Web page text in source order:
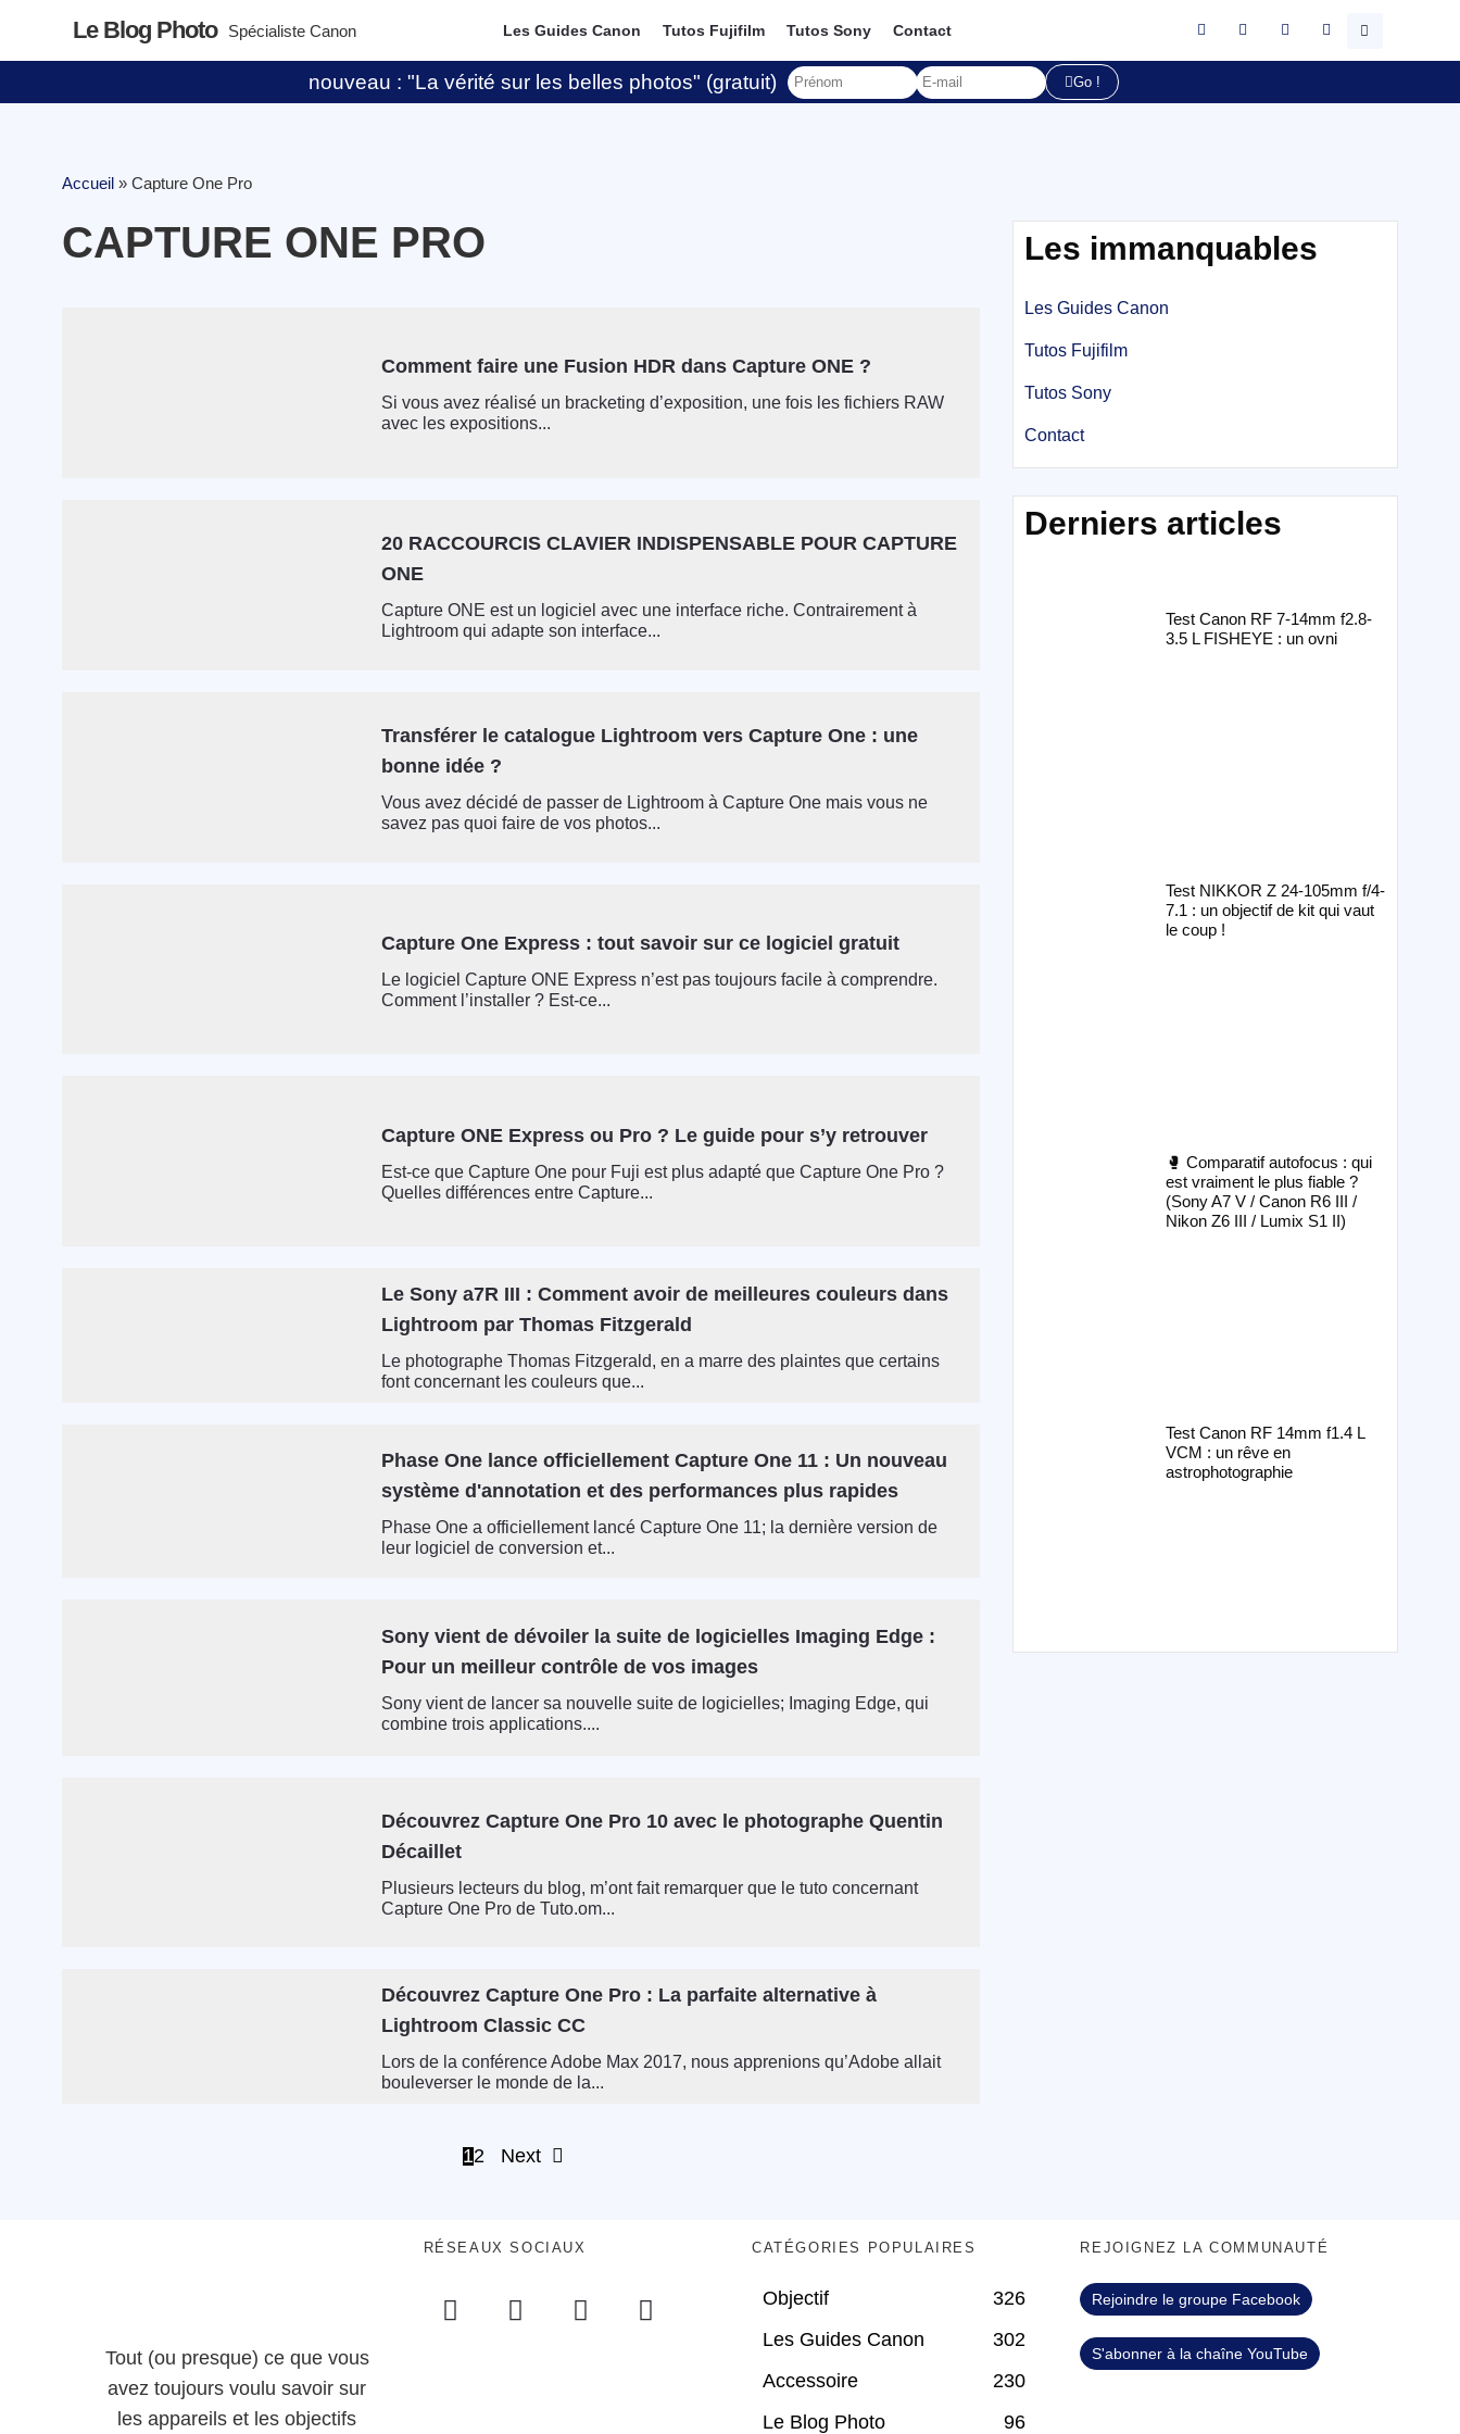
Le Blog Photo Spécialiste Canon Les Guides Canon Tutos Fujifilm Tutos Sony Contact
nouveau : "La vérité sur les belles photos" (gratuit) Go !
Accueil » Capture One Pro
CAPTURE ONE PRO
Comment faire une Fusion HDR dans Capture ONE ?
Si vous avez réalisé un bracketing d’exposition, une fois les fichiers RAW
avec les expositions...
20 RACCOURCIS CLAVIER INDISPENSABLE POUR CAPTURE
ONE
Capture ONE est un logiciel avec une interface riche. Contrairement à
Lightroom qui adapte son interface...
Transférer le catalogue Lightroom vers Capture One : une
bonne idée ?
Vous avez décidé de passer de Lightroom à Capture One mais vous ne
savez pas quoi faire de vos photos...
Capture One Express : tout savoir sur ce logiciel gratuit
Le logiciel Capture ONE Express n’est pas toujours facile à comprendre.
Comment l’installer ? Est-ce...
Capture ONE Express ou Pro ? Le guide pour s’y retrouver
Est-ce que Capture One pour Fuji est plus adapté que Capture One Pro ?
Quelles différences entre Capture...
Le Sony a7R III : Comment avoir de meilleures couleurs dans
Lightroom par Thomas Fitzgerald
Le photographe Thomas Fitzgerald, en a marre des plaintes que certains
font concernant les couleurs que...
Phase One lance officiellement Capture One 11 : Un nouveau
système d'annotation et des performances plus rapides
Phase One a officiellement lancé Capture One 11; la dernière version de
leur logiciel de conversion et...
Sony vient de dévoiler la suite de logicielles Imaging Edge :
Pour un meilleur contrôle de vos images
Sony vient de lancer sa nouvelle suite de logicielles; Imaging Edge, qui
combine trois applications....
Découvrez Capture One Pro 10 avec le photographe Quentin
Décaillet
Plusieurs lecteurs du blog, m’ont fait remarquer que le tuto concernant
Capture One Pro de Tuto.om...
Découvrez Capture One Pro : La parfaite alternative à
Lightroom Classic CC
Lors de la conférence Adobe Max 2017, nous apprenions qu’Adobe allait
bouleverser le monde de la...
12 Next
Les immanquables
Les Guides Canon
Tutos Fujifilm
Tutos Sony
Contact
Derniers articles
Test Canon RF 7-14mm f2.8-
3.5 L FISHEYE : un ovni
Test NIKKOR Z 24-105mm f/4-
7.1 : un objectif de kit qui vaut
le coup !
🥊 Comparatif autofocus : qui
est vraiment le plus fiable ?
(Sony A7 V / Canon R6 III /
Nikon Z6 III / Lumix S1 II)
Test Canon RF 14mm f1.4 L
VCM : un rêve en
astrophotographie
Tout (ou presque) ce que vous
avez toujours voulu savoir sur
les appareils et les objectifs
RÉSEAUX SOCIAUX CATÉGORIES POPULAIRES
Objectif
326
Les Guides Canon
302
Accessoire
230
Le Blog Photo
96
REJOIGNEZ LA COMMUNAUTÉ
Rejoindre le groupe Facebook
S'abonner à la chaîne YouTube